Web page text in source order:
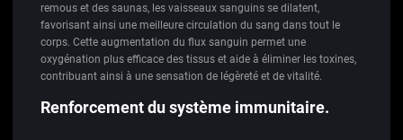
remous et des saunas, les vaisseaux sanguins se dilatent,
favorisant ainsi une meilleure circulation du sang dans tout le
corps. Cette augmentation du flux sanguin permet une
oxygénation plus efficace des tissus et aide à éliminer les toxines,
contribuant ainsi à une sensation de légèreté et de vitalité.
Renforcement du système immunitaire.